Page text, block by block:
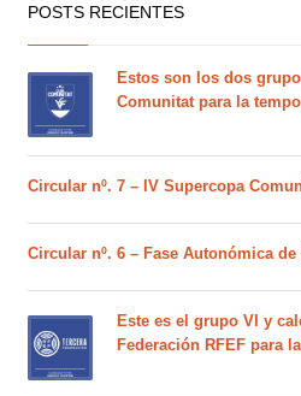
POSTS RECIENTES
Estos son los dos
Comunitat para la
Circular nº. 7 – IV Supercopa
Circular nº. 6 – Fase Autonómica
Este es el grupo VI y
Federación RFEF para